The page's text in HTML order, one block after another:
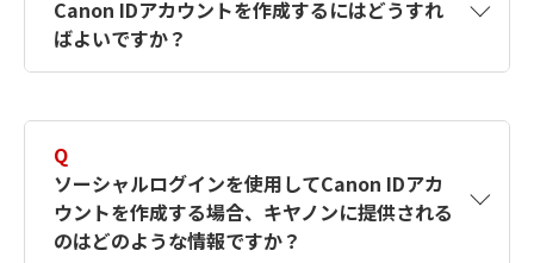
Canon IDアカウントを作成するにはどうすれ
ばよいですか？
す。詳しい作成方法は【カメラ】Canon IDとは
何ですか？Canon IDの作成方法は？をご確認く
ださい。
Q
ソーシャルログインを使用してCanon IDアカ
ウントを作成する場合、キヤノンに提供される
のはどのような情報ですか？